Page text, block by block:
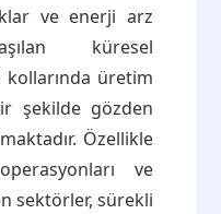
ve enerji arz
küresel
üretim
şekilde gözden
Özellikle
ve
sektörler, sürekli